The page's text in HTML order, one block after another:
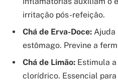
irritação pós-refeição.
Chá de Erva-Doce: Ajuda
estômago. Previne a
Chá de Limão: Estimula
clorídrico. Essencial